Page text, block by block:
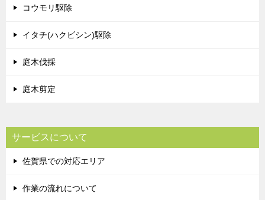
コウモリ駆除
イタチ(ハクビシン)駆除
庭木伐採
庭木剪定
サービスについて
佐賀県での対応エリア
作業の流れについて